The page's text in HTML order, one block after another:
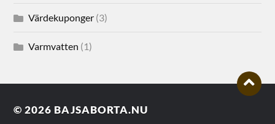
Värdekuponger (3)
Varmvatten (1)
© 2026 BAJSABORTA.NU